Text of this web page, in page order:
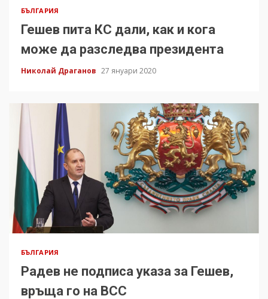
БЪЛГАРИЯ
Гешев пита КС дали, как и кога
може да разследва президента
Николай Драганов 27 януари 2020
БЪЛГАРИЯ
Радев не подписа указа за Гешев,
връща го на ВСС